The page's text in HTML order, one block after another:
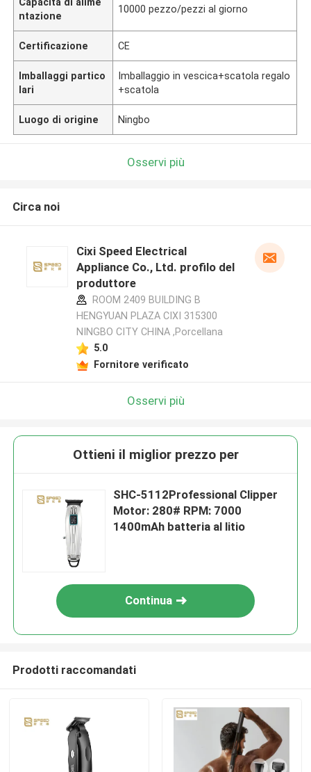
ntazione
10000 pezzo/pezzi al giorno
Certificazione CE
Imballaggi partico
lari
Imballaggio in vescica+scatola regalo
+scatola
Luogo di origine Ningbo
Osservi più
Circa noi
Cixi Speed Electrical
Appliance Co., Ltd. profilo del
produttore
ROOM 2409 BUILDING B
HENGYUAN PLAZA CIXI 315300
NINGBO CITY CHINA ,Porcellana
5.0
Fornitore verificato
Osservi più
Ottieni il miglior prezzo per
SHC-5112Professional Clipper
Motor: 280# RPM: 7000
1400mAh batteria al litio
Continua
Prodotti raccomandati